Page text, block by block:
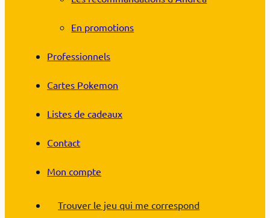
En promotions
Professionnels
Cartes Pokemon
Listes de cadeaux
Contact
Mon compte
Trouver le jeu qui me correspond